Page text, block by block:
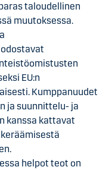
taloudellinen
muutoksessa.
EU:n
Kumppanuudet
ja suunnittelu- ja
kanssa kattavat
helpot teot on